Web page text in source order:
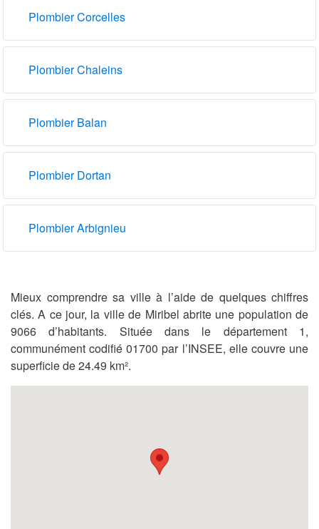
Plombier Corcelles
Plombier Chaleins
Plombier Balan
Plombier Dortan
Plombier Arbignieu
Mieux comprendre sa ville à l’aide de quelques chiffres
clés. A ce jour, la ville de Miribel abrite une population de
9066 d’habitants. Située dans le département 1,
communément codifié 01700 par l’INSEE, elle couvre une
superficie de 24.49 km².